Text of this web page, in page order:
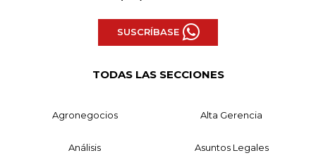
SUSCRÍBASE
TODAS LAS SECCIONES
Agronegocios Alta Gerencia
Análisis Asuntos Legales